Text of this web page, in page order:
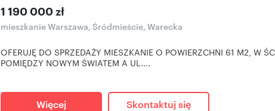
1 190 000 zł
mieszkanie Warszawa, Śródmieście, Warecka
OFERUJĘ DO SPRZEDAŻY MIESZKANIE O POWIERZCHNI 61 M2, W
POMIĘDZY NOWYM ŚWIATEM A UL....
Więcej Skontaktuj się